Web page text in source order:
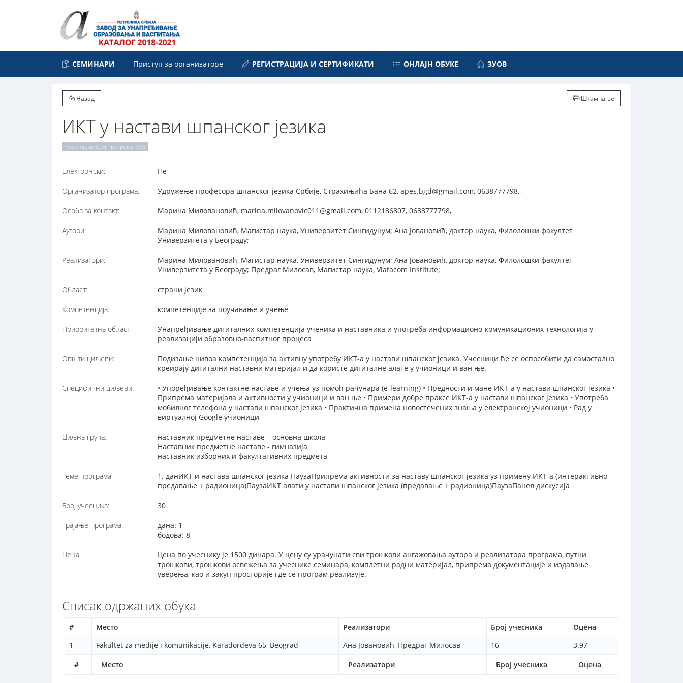
СЕМИНАРИ Приступ за организаторе РЕГИСТРАЦИЈА И СЕРТИФИКАТИ ОНЛАЈН ОБУКЕ ЗУОВ
Назад Штампање
ИКТ у настави шпанског језика
Каталошки број програма: 875
Електронски: Не
Организатор програма: Удружење професора шпанског језика Србије, Страхињића Бана 62, apes.bgd@gmail.com, 0638777798, ,
Особа за контакт: Марина Миловановић, marina.milovanovic011@gmail.com, 0112186807, 0638777798,
Аутори:
Марина Миловановић, Магистар наука, Универзитет Сингидунум; Ана Јовановић, доктор наука, Филолошки факултет
Универзитета у Београду;
Реализатори:
Марина Миловановић, Магистар наука, Универзитет Сингидунум; Ана Јовановић, доктор наука, Филолошки факултет
Универзитета у Београду; Предраг Милосав, Магистар наука, Vlatacom Institute;
Област: страни језик
Компетенција: компетенције за поучавање и учење
Приоритетна област:
Унапређивање дигиталних компетенција ученика и наставника и употреба информационо-комуникационих технологија у
реализацији образовно-васпитног процеса
Општи циљеви:
Подизање нивоа компетенција за активну употребу ИКТ-а у настави шпанског језика. Учесници ће се оспособити да самостално
креирају дигитални наставни материјал и да користе дигиталне алате у учионици и ван ње.
Специфични циљеви:
• Упоређивање контактне наставе и учења уз помоћ рачунара (e-learning) • Предности и мане ИКТ-а у настави шпанског језика •
Припрема материјала и активности у учионици и ван ње • Примери добре праксе ИКТ-а у настави шпанског језика • Употреба
мобилног телефона у настави шпанског језика • Практична примена новостечених знања у електронској учионици • Рад у
виртуалној Google учионици
Циљна група:
наставник предметне наставе – основна школа
Наставник предметне наставе - гимназија
наставник изборних и факултативних предмета
Теме програма:
1. данИКТ и настава шпанског језика ПаузаПрипрема активности за наставу шпанског језика уз примену ИКТ-а (интерактивно
предавање + радионица)ПаузаИКТ алати у настави шпанског језика (предавање + радионица)ПаузаПанел дискусија
Број учесника: 30
Трајање програма:
дана: 1
бодова: 8
Цена:
Цена по учеснику је 1500 динара. У цену су урачунати сви трошкови ангажовања аутора и реализатора програма, путни
трошкови, трошкови освежења за учеснике семинара, комплетни радни материјал, припрема документације и издавање
уверења, као и закуп просторије где се програм реализује.
Списак одржаних обука
# Место Реализатори Број учесника Оцена
# Место Реализатори Број учесника Оцена
1 Fakultet za medije i komunikacije, Karađorđeva 65, Beograd Ана Јовановић, Предраг Милосав 16 3.97